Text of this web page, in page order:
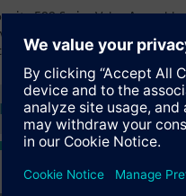
599 Series Valve
mixing, equal percentage/
of 10 Cv and a line size of 1".
Dokumentumok